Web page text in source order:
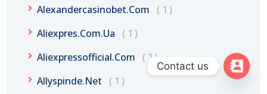
Alexandercasinobet.com
1
Aliexpres.com.ua
1
Aliexpressofficial.com
1
Allyspinde.net
1
Contact us